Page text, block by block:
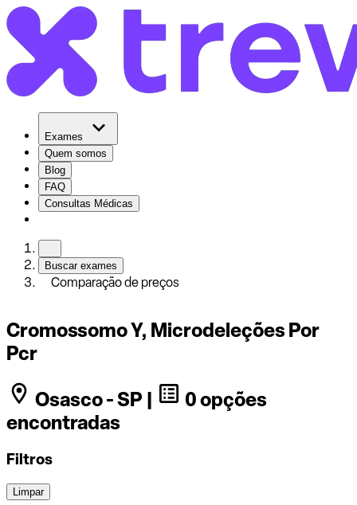
Exames
Quem somos
Blog
FAQ
Consultas Médicas
Buscar exames
Comparação de preços
Cromossomo Y, Microdeleções Por
Pcr
Osasco - SP |
0 opções
encontradas
Filtros
Limpar